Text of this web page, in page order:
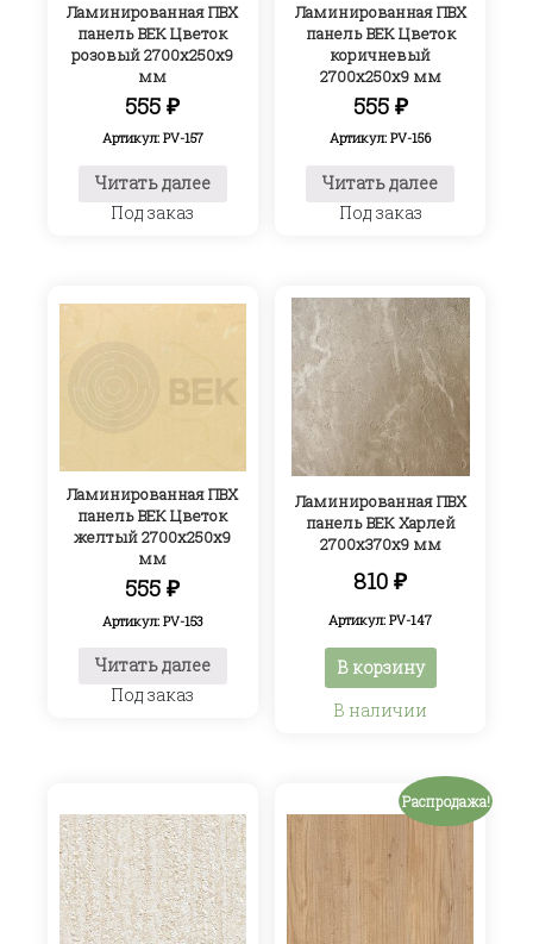
Ламинированная ПВХ
панель ВЕК Цветок
розовый 2700х250х9
мм
555₽
Артикул: PV-157
Читать далее
Под заказ
Ламинированная ПВХ
панель ВЕК Цветок
коричневый
2700х250х9 мм
555 ₽
Артикул: PV-156
Читать далее
Под заказ
Ламинированная ПВХ
панель ВЕК Цветок
желтый 2700х250х9
мм
555₽
Артикул: PV-153
Читать далее
Под заказ
Ламинированная ПВХ
панель ВЕК Харлей
2700х370х9 мм
810₽
Артикул: PV-147
В корзину
В наличии
Распродажа!